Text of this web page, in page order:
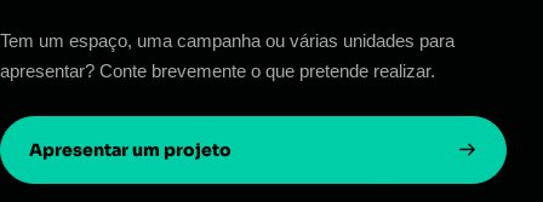
Tem um espaço, uma campanha ou várias unidades para
apresentar? Conte brevemente o que pretende realizar.
Apresentar um projeto